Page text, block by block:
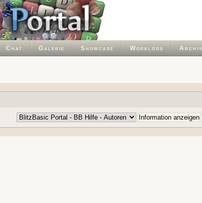
Chat Galerie Showcase Worklogs Archiv